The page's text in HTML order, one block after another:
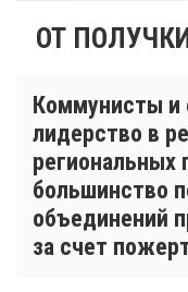
ОТ
Коммунисты и
лидерство в
региональных
большинство
объединений
за счет